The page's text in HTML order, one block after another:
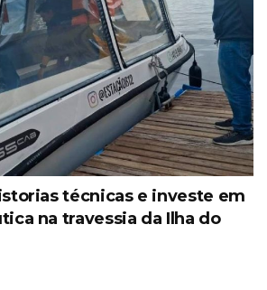
técnicas e investe em
na travessia da Ilha do